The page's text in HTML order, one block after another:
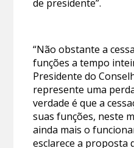
de presidente”.
“Não obstante a
funções a tempo
Presidente do
represente uma
verdade é que a
suas funções, neste
ainda mais o
esclarece a proposta